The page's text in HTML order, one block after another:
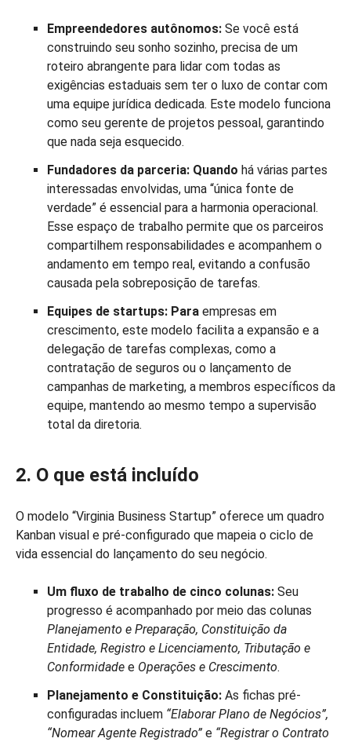
Empreendedores autônomos: Se você está
construindo seu sonho sozinho, precisa de um
roteiro abrangente para lidar com todas as
exigências estaduais sem ter o luxo de contar com
uma equipe jurídica dedicada. Este modelo funciona
como seu gerente de projetos pessoal, garantindo
que nada seja esquecido.
Fundadores da parceria: Quando há várias partes
interessadas envolvidas, uma “única fonte de
verdade” é essencial para a harmonia operacional.
Esse espaço de trabalho permite que os parceiros
compartilhem responsabilidades e acompanhem o
andamento em tempo real, evitando a confusão
causada pela sobreposição de tarefas.
Equipes de startups: Para empresas em
crescimento, este modelo facilita a expansão e a
delegação de tarefas complexas, como a
contratação de seguros ou o lançamento de
campanhas de marketing, a membros específicos da
equipe, mantendo ao mesmo tempo a supervisão
total da diretoria.
2. O que está incluído
O modelo “Virginia Business Startup” oferece um quadro
Kanban visual e pré-configurado que mapeia o ciclo de
vida essencial do lançamento do seu negócio.
Um fluxo de trabalho de cinco colunas: Seu
progresso é acompanhado por meio das colunas
Planejamento e Preparação, Constituição da
Entidade, Registro e Licenciamento, Tributação e
Conformidade e Operações e Crescimento.
Planejamento e Constituição: As fichas pré-
configuradas incluem “Elaborar Plano de Negócios”,
“Nomear Agente Registrado” e “Registrar o Contrato